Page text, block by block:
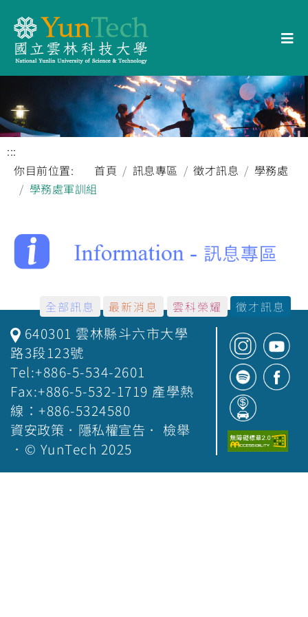
:::
你目前位置:
首頁 訊息專區 徵才訊息
學務處
學務處軍訓組
全部訊息 最新消息 雲科榮耀 徵才訊息
640301 雲林縣斗六市大學
路3段123號
Tel:+886-5-534-2601
Fax:+886-5-532-1719 產學熱
線：+886-5324580
資安政策 ． 隱私權宣告 ． 檢舉
．© YunTech 2025